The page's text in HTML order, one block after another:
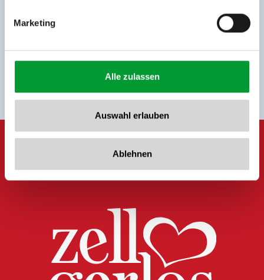
Marketing
Alle zulassen
Auswahl erlauben
Ablehnen
Jetzt für den newsletter